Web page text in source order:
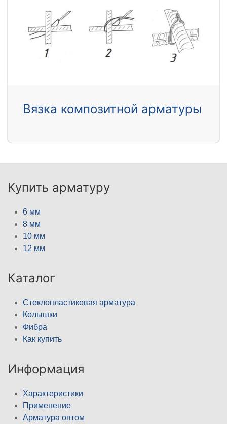
Вязка композитной арматуры
Купить арматуру
6 мм
8 мм
10 мм
12 мм
Каталог
Стеклопластиковая арматура
Колышки
Фибра
Как купить
Информация
Характеристики
Применение
Арматура оптом